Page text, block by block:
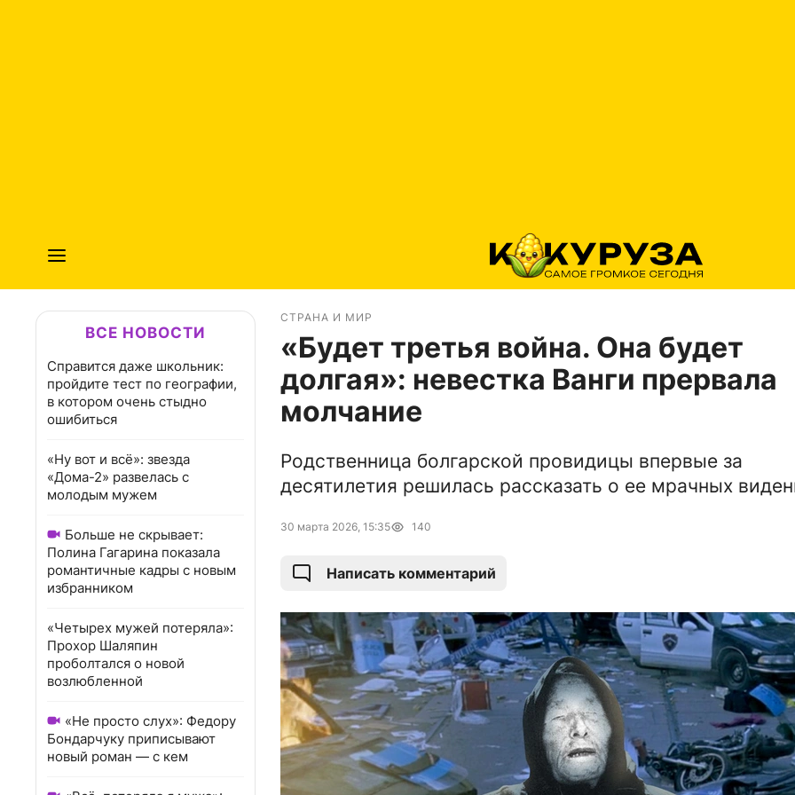
ВСЕ НОВОСТИ
Справится даже школьник:
пройдите тест по географии,
в котором очень стыдно
ошибиться
«Ну вот и всё»: звезда
«Дома-2» развелась с
молодым мужем
Больше не скрывает:
Полина Гагарина показала
романтичные кадры с новым
избранником
«Четырех мужей потеряла»:
Прохор Шаляпин
проболтался о новой
возлюбленной
«Не просто слух»: Федору
Бондарчуку приписывают
новый роман — с кем
СТРАНА И МИР
«Будет третья война. Она будет
долгая»: невестка Ванги прервала
молчание
Родственница болгарской провидицы впервые за
десятилетия решилась рассказать о ее мрачных
30 марта 2026, 15:35 140
Написать комментарий